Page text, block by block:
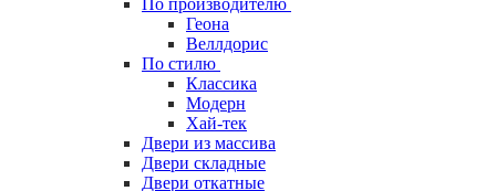
По производителю
Геона
Веллдорис
По стилю
Классика
Модерн
Хай-тек
Двери из массива
Двери складные
Двери откатные